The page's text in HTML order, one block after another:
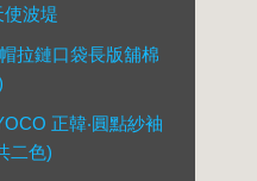
使波堤
拉鏈口袋長版舖棉
正韓‧圓點紗袖
二色)